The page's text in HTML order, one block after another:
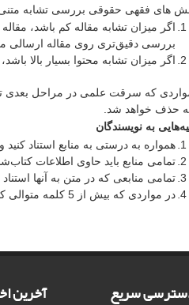
های فقهی حقوقی بررسی تشابه متنی
اگر میزان تشابه مقاله کم باشد،
بررسی دقیق‌تری روی مقاله ارسالی
اگر میزان تشابه محتوا بسیار بالا
که سرقت علمی در مراحل بعدی
حذف خواهد شد.
به نویسندگان
همواره به درستی به منابع استناد کنید
تمامی منابع باید حاوی اطلاعات
تمامی منابعی که در متن به آنها
در مواردی که بیش از 5 کلمه متوالی کپی شده است، باید از علامت نقل قول استفاده شود.
سریع آخرین